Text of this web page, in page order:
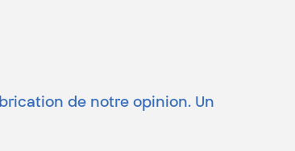
de notre opinion. Un